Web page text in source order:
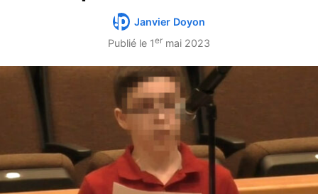
Janvier Doyon
Publié le 1er mai 2023